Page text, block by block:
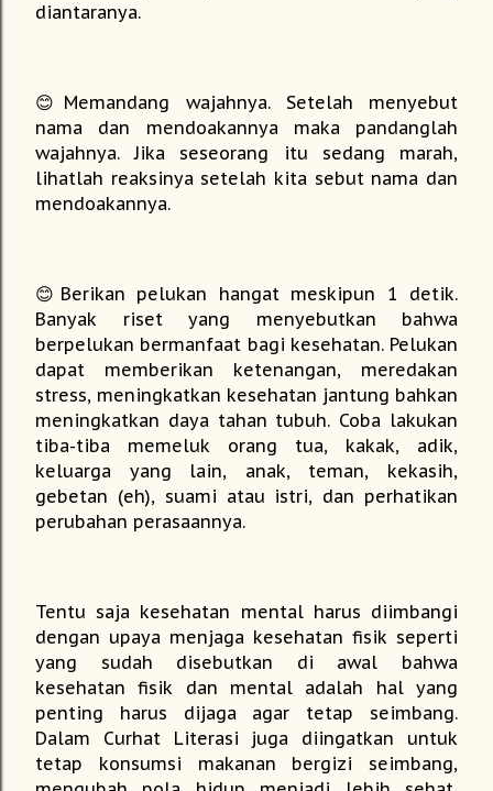
diantaranya.
😊Memandang wajahnya. Setelah menyebut
nama dan mendoakannya maka pandanglah
wajahnya. Jika seseorang itu sedang marah,
lihatlah reaksinya setelah kita sebut nama dan
mendoakannya.
😊Berikan pelukan hangat meskipun 1 detik.
Banyak riset yang menyebutkan bahwa
berpelukan bermanfaat bagi kesehatan. Pelukan
dapat memberikan ketenangan, meredakan
stress, meningkatkan kesehatan jantung bahkan
meningkatkan daya tahan tubuh. Coba lakukan
tiba-tiba memeluk orang tua, kakak, adik,
keluarga yang lain, anak, teman, kekasih,
gebetan (eh), suami atau istri, dan perhatikan
perubahan perasaannya.
Tentu saja kesehatan mental harus diimbangi
dengan upaya menjaga kesehatan fisik seperti
yang sudah disebutkan di awal bahwa
kesehatan fisik dan mental adalah hal yang
penting harus dijaga agar tetap seimbang.
Dalam Curhat Literasi juga diingatkan untuk
tetap konsumsi makanan bergizi seimbang,